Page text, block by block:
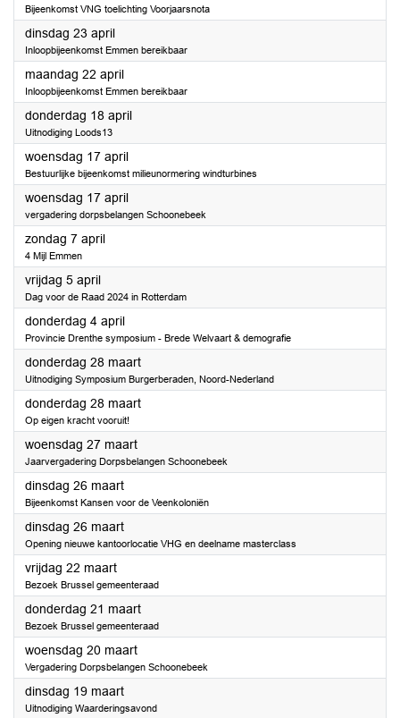
Bijeenkomst VNG toelichting Voorjaarsnota
dinsdag 23 april2024
Inloopbijeenkomst Emmen bereikbaar
maandag 22 april2024
Inloopbijeenkomst Emmen bereikbaar
donderdag 18 april2024
Uitnodiging Loods13
woensdag 17 april2024
Bestuurlijke bijeenkomst milieunormering windturbines
woensdag 17 april2024
vergadering dorpsbelangen Schoonebeek
zondag 7 april2024
4 Mijl Emmen
vrijdag 5 april2024
Dag voor de Raad 2024 in Rotterdam
donderdag 4 april2024
Provincie Drenthe symposium - Brede Welvaart & demografie
donderdag 28 maart2024
Uitnodiging Symposium Burgerberaden, Noord-Nederland
donderdag 28 maart2024
Op eigen kracht vooruit!
woensdag 27 maart2024
Jaarvergadering Dorpsbelangen Schoonebeek
dinsdag 26 maart2024
Bijeenkomst Kansen voor de Veenkoloniën
dinsdag 26 maart2024
Opening nieuwe kantoorlocatie VHG en deelname masterclass
vrijdag 22 maart2024
Bezoek Brussel gemeenteraad
donderdag 21 maart2024
Bezoek Brussel gemeenteraad
woensdag 20 maart2024
Vergadering Dorpsbelangen Schoonebeek
dinsdag 19 maart2024
Uitnodiging Waarderingsavond